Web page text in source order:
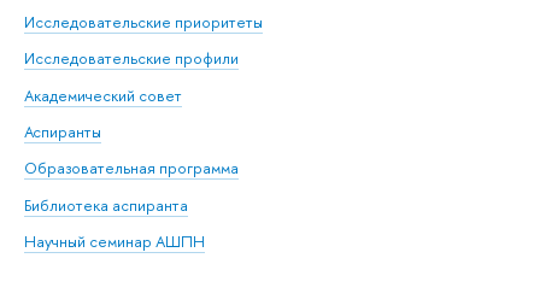
Исследовательские приоритеты
Исследовательские профили
Академический совет
Аспиранты
Образовательная программа
Библиотека аспиранта
Научный семинар АШПН